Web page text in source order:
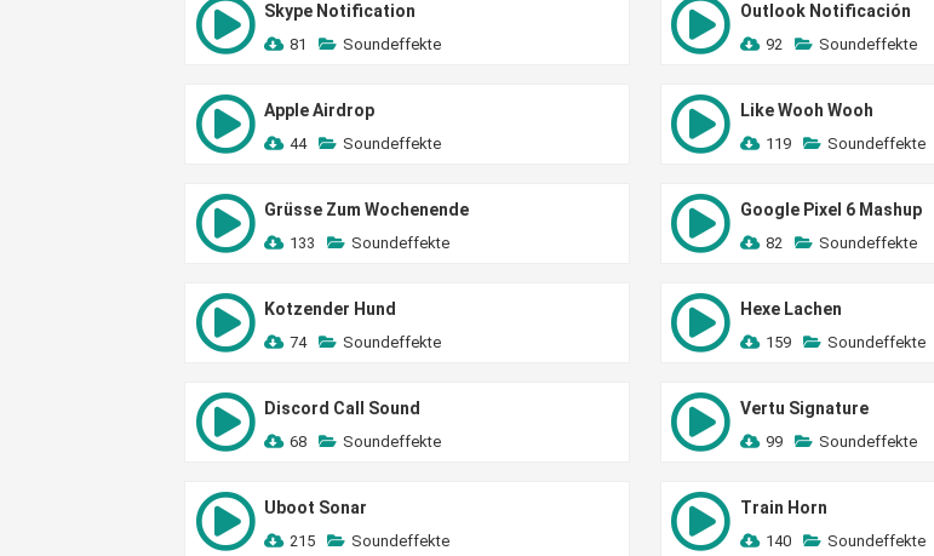
Skype Notification
81 Soundeffekte
Outlook Notificación
92 Soundeffekte
Apple Airdrop
44 Soundeffekte
Like Wooh Wooh
119 Soundeffekte
Grüsse Zum Wochenende
133 Soundeffekte
Google Pixel 6 Mashup
82 Soundeffekte
Kotzender Hund
74 Soundeffekte
Hexe Lachen
159 Soundeffekte
Discord Call Sound
68 Soundeffekte
Vertu Signature
99 Soundeffekte
Uboot Sonar
215 Soundeffekte
Train Horn
140 Soundeffekte